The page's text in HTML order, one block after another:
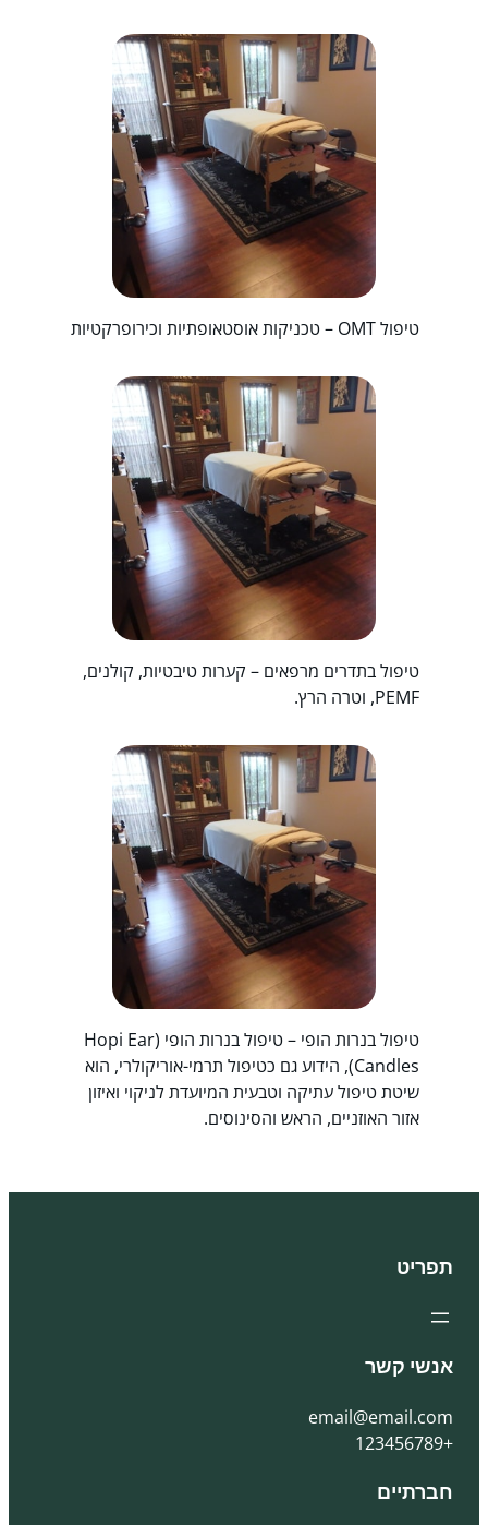
טיפול OMT – טכניקות אוסטאופתיות וכירופרקטיות
טיפול בתדרים מרפאים – קערות טיבטיות, קולנים,
PEMF, וטרה הרץ.
טיפול בנרות הופי – טיפול בנרות הופי (Hopi Ear
Candles), הידוע גם כטיפול תרמי-אוריקולרי, הוא
שיטת טיפול עתיקה וטבעית המיועדת לניקוי ואיזון
אזור האוזניים, הראש והסינוסים.
תפריט
אנשי קשר
email@email.com
+123456789
חברתיים